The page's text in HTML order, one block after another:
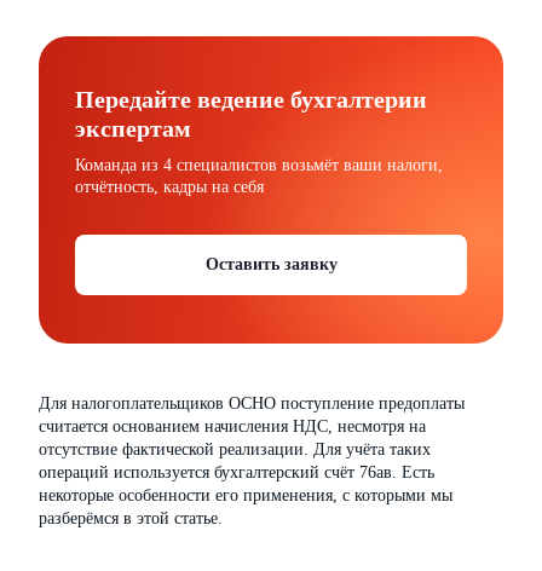
Передайте ведение бухгалтерии
экспертам
Команда из 4 специалистов возьмёт ваши налоги,
отчётность, кадры на себя
Оставить заявку
Для налогоплательщиков ОСНО поступление предоплаты
считается основанием начисления НДС, несмотря на
отсутствие фактической реализации. Для учёта таких
операций используется бухгалтерский счёт 76ав. Есть
некоторые особенности его применения, с которыми мы
разберёмся в этой статье.